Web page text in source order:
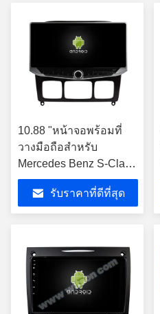
10.88 "หน้าจอพร้อมที่
วางมือถือสำหรับ
Mercedes Benz S-Class
S Class W220 VV220
1998- 2005รับราคาที่ดีที่สุด